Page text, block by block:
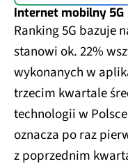
Internet mobilny 5G
Ranking 5G bazuje
stanowi ok. 22%
wykonanych w
trzecim kwartale
technologii w Polsce
oznacza po raz
z poprzednim